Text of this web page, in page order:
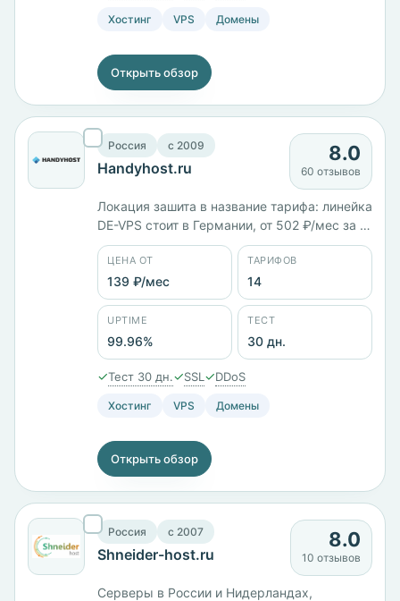
Хостинг VPS Домены
Открыть обзор
Россия c 2009
Handyhost.ru
8.0
60 отзывов
Локация зашита в название тарифа: линейка
DE-VPS стоит в Германии, от 502 ₽/мес за 1
ГБ памяти до 1624 ₽/мес за 3 ядра и 4 ГБ.
Всего 14 тарифов от 139 ₽/мес, площадки в
России, Германии и Финляндии. Юрлицо
ООО «Хенди Хост», панели ISPmanager и
VMmanager. Заявленный uptime 99,96%,
тест 30 дней.
ЦЕНА ОТ
139 ₽/мес
ТАРИФОВ
14
UPTIME
99.96%
ТЕСТ
30 дн.
✓Тест 30 дн.✓SSL ✓DDoS
Хостинг VPS Домены
Открыть обзор
Россия c 2007
Shneider-host.ru
8.0
10 отзывов
Серверы в России и Нидерландах,